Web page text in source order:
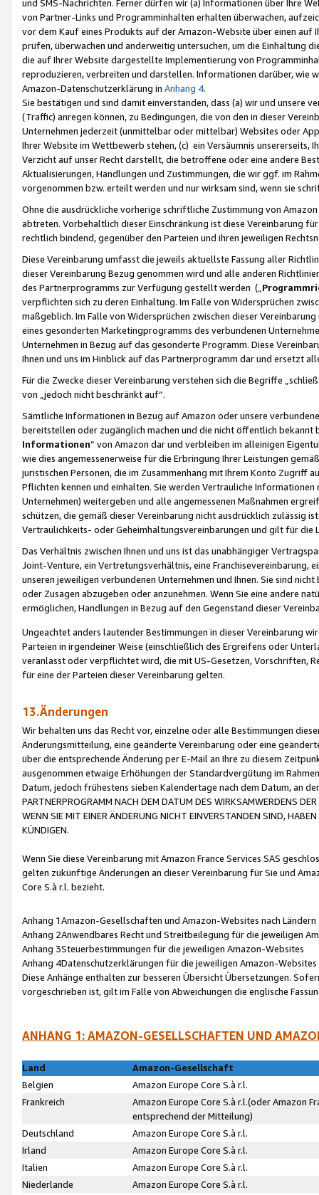
und SMS-Nachrichten. Ferner dürfen wir (a) Informationen über Ihre
von Partner-Links und Programminhalten erhalten überwachen,
vor dem Kauf eines Produkts auf der Amazon-Website über einen
prüfen, überwachen und anderweitig untersuchen, um die Einhaltung
die auf Ihrer Website dargestellte Implementierung von
reproduzieren, verbreiten und darstellen. Informationen darüber, wie
Amazon-Datenschutzerklärung in Anhang 4.
Sie bestätigen und sind damit einverstanden, dass (a) wir und
(Traffic) anregen können, zu Bedingungen, die von den in dieser
Unternehmen jederzeit (unmittelbar oder mittelbar) Websites oder
Ihrer Website im Wettbewerb stehen, (c) ein Versäumnis unsererseits,
Verzicht auf unser Recht darstellt, die betroffene oder eine andere
Aktualisierungen, Handlungen und Zustimmungen, die wir ggf. im
vorgenommen bzw. erteilt werden und nur wirksam sind, wenn sie
Ohne die ausdrückliche vorherige schriftliche Zustimmung von
abtreten. Vorbehaltlich dieser Einschränkung ist diese Vereinbarung
rechtlich bindend, gegenüber den Parteien und ihren jeweiligen
Diese Vereinbarung umfasst die jeweils aktuellste Fassung aller
dieser Vereinbarung Bezug genommen wird und alle anderen
des Partnerprogramms zur Verfügung gestellt werden („
verpflichten sich zu deren Einhaltung. Im Falle von Widersprüchen
maßgeblich. Im Falle von Widersprüchen zwischen dieser
eines gesonderten Marketingprogramms des verbundenen
Unternehmen in Bezug auf das gesonderte Programm. Diese
Ihnen und uns im Hinblick auf das Partnerprogramm dar und ersetzt
Für die Zwecke dieser Vereinbarung verstehen sich die Begriffe
von „jedoch nicht beschränkt auf“.
Sämtliche Informationen in Bezug auf Amazon oder unsere
bereitstellen oder zugänglich machen und die nicht öffentlich
Informationen“ von Amazon dar und verbleiben im alleinigen
wie dies angemessenerweise für die Erbringung Ihrer Leistungen
juristischen Personen, die im Zusammenhang mit Ihrem Konto
Pflichten kennen und einhalten. Sie werden Vertrauliche
Unternehmen) weitergeben und alle angemessenen Maßnahmen
schützen, die gemäß dieser Vereinbarung nicht ausdrücklich zulässig
Vertraulichkeits- oder Geheimhaltungsvereinbarungen und gilt für die
Das Verhältnis zwischen Ihnen und uns ist das unabhängiger
Joint-Venture, ein Vertretungsverhältnis, eine Franchisevereinbarung,
unseren jeweiligen verbundenen Unternehmen und Ihnen. Sie sind
oder Zusagen abzugeben oder anzunehmen. Wenn Sie eine andere
ermöglichen, Handlungen in Bezug auf den Gegenstand dieser
Ungeachtet anders lautender Bestimmungen in dieser Vereinbarung
Parteien in irgendeiner Weise (einschließlich des Ergreifens oder
veranlasst oder verpflichtet wird, die mit US-Gesetzen, Vorschriften,
für eine der Parteien dieser Vereinbarung gelten.
13.Änderungen
Wir behalten uns das Recht vor, einzelne oder alle Bestimmungen
Änderungsmitteilung, eine geänderte Vereinbarung oder eine
über die entsprechende Änderung per E-Mail an Ihre zu diesem
ausgenommen etwaige Erhöhungen der Standardvergütung im
Datum, jedoch frühestens sieben Kalendertage nach dem Datum, an
PARTNERPROGRAMM NACH DEM DATUM DES WIRKSAMWERDENS
WENN SIE MIT EINER ÄNDERUNG NICHT EINVERSTANDEN SIND,
KÜNDIGEN.
Wenn Sie diese Vereinbarung mit Amazon France Services SAS
gelten zukünftige Änderungen an dieser Vereinbarung für Sie und
Core S.à r.l. bezieht.
Anhang 1Amazon-Gesellschaften und Amazon-Websites nach Ländern
Anhang 2Anwendbares Recht und Streitbeilegung für die jeweiligen
Anhang 3Steuerbestimmungen für die jeweiligen Amazon-Websites
Anhang 4Datenschutzerklärungen für die jeweiligen Amazon-Websites
Diese Anhänge enthalten zur besseren Übersicht Übersetzungen.
vorgeschrieben ist, gilt im Falle von Abweichungen die englische
ANHANG 1: AMAZON-GESELLSCHAFTEN UND
Land
Amazon-Gesellschaft
Belgien
Amazon Europe Core S.à r.l.
Frankreich
Amazon Europe Core S.à r.l.(oder Amazon
entsprechend der Mitteilung)
Deutschland
Amazon Europe Core S.à r.l.
Irland
Amazon Europe Core S.à r.l.
Italien
Amazon Europe Core S.à r.l.
Niederlande
Amazon Europe Core S.à r.l.